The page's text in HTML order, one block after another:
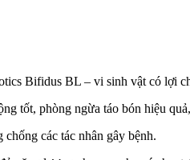
Bifidus BL – vi sinh vật có lợi
tốt, phòng ngừa táo bón hiệu
các tác nhân gây bệnh.